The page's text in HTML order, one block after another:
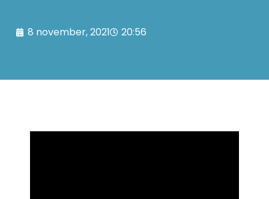
8 november, 2021 20:56